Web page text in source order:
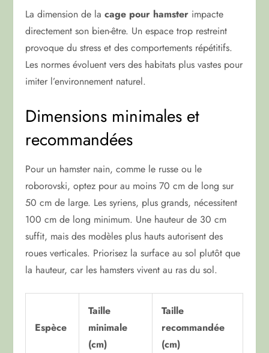
La dimension de lacage pour hamster impacte
directement son bien-être. Un espace trop restreint
provoque du stress et des comportements répétitifs.
Les normes évoluent vers des habitats plus vastes pour
imiter l’environnement naturel.
Dimensions minimales et
recommandées
Pour un hamster nain, comme le russe ou le
roborovski, optez pour au moins 70 cm de long sur
50 cm de large. Les syriens, plus grands, nécessitent
100 cm de long minimum. Une hauteur de 30 cm
suffit, mais des modèles plus hauts autorisent des
roues verticales. Priorisez la surface au sol plutôt que
la hauteur, car les hamsters vivent au ras du sol.
Espèce
Taille
minimale
(cm)
Taille
recommandée
(cm)